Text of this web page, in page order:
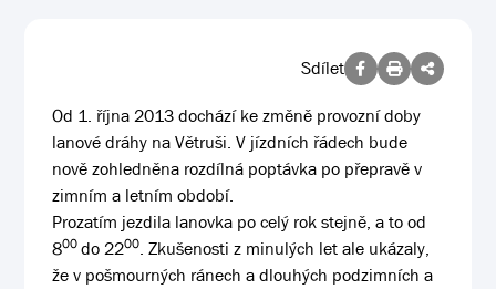
Sdílet
Od 1. října 2013 dochází ke změně provozní doby
lanové dráhy na Větruši. V jízdních řádech bude
nově zohledněna rozdílná poptávka po přepravě v
zimním a letním období.
Prozatím jezdila lanovka po celý rok stejně, a to od
800 do 2200. Zkušenosti z minulých let ale ukázaly,
že v pošmourných ránech a dlouhých podzimních a